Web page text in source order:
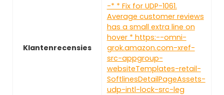
Klantenrecensies
-* * Fix for UDP-1061.
Average customer reviews
has a small extra line on
hover * https:--omni-
grok.amazon.com-xref-
src-appgroup-
websiteTemplates-retail-
SoftlinesDetailPageAssets-
udp-intl-lock-src-leg